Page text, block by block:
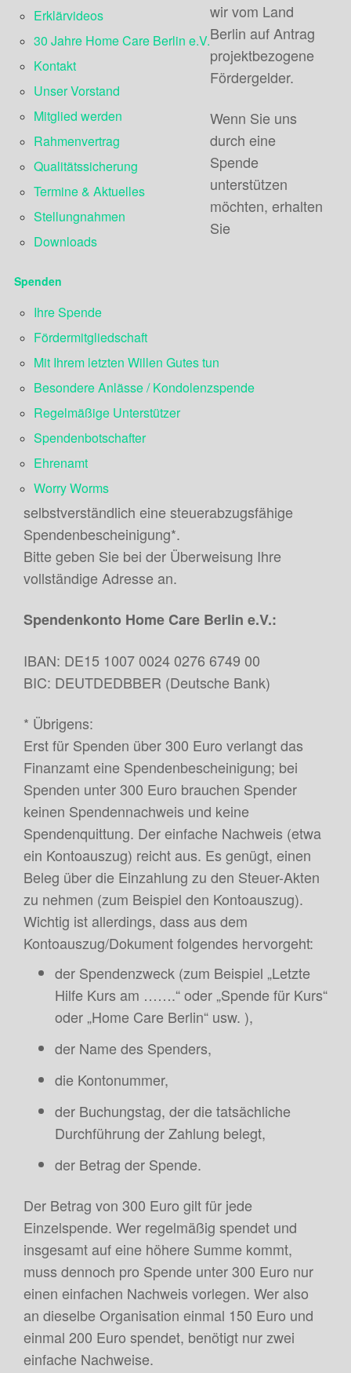
Erklärvideos
30 Jahre Home Care Berlin e.V.
Kontakt
Unser Vorstand
Mitglied werden
Rahmenvertrag
Qualitätssicherung
Termine & Aktuelles
Stellungnahmen
Downloads
Spenden
Ihre Spende
Fördermitgliedschaft
Mit Ihrem letzten Willen Gutes tun
Besondere Anlässe / Kondolenzspende
Regelmäßige Unterstützer
Spendenbotschafter
Ehrenamt
Worry Worms
wir vom Land
Berlin auf Antrag
projektbezogene
Fördergelder.
Wenn Sie uns
durch eine
Spende
unterstützen
möchten, erhalten
Sie
selbstverständlich eine steuerabzugsfähige
Spendenbescheinigung*.
Bitte geben Sie bei der Überweisung Ihre
vollständige Adresse an.
Spendenkonto Home Care Berlin e.V.:
IBAN: DE15 1007 0024 0276 6749 00
BIC: DEUTDEDBBER (Deutsche Bank)
* Übrigens:
Erst für Spenden über 300 Euro verlangt das
Finanzamt eine Spendenbescheinigung; bei
Spenden unter 300 Euro brauchen Spender
keinen Spendennachweis und keine
Spendenquittung. Der einfache Nachweis (etwa
ein Kontoauszug) reicht aus. Es genügt, einen
Beleg über die Einzahlung zu den Steuer-Akten
zu nehmen (zum Beispiel den Kontoauszug).
Wichtig ist allerdings, dass aus dem
Kontoauszug/Dokument folgendes hervorgeht:
der Spendenzweck (zum Beispiel „Letzte
Hilfe Kurs am …….“ oder „Spende für Kurs“
oder „Home Care Berlin“ usw. ),
der Name des Spenders,
die Kontonummer,
der Buchungstag, der die tatsächliche
Durchführung der Zahlung belegt,
der Betrag der Spende.
Der Betrag von 300 Euro gilt für jede
Einzelspende. Wer regelmäßig spendet und
insgesamt auf eine höhere Summe kommt,
muss dennoch pro Spende unter 300 Euro nur
einen einfachen Nachweis vorlegen. Wer also
an dieselbe Organisation einmal 150 Euro und
einmal 200 Euro spendet, benötigt nur zwei
einfache Nachweise.